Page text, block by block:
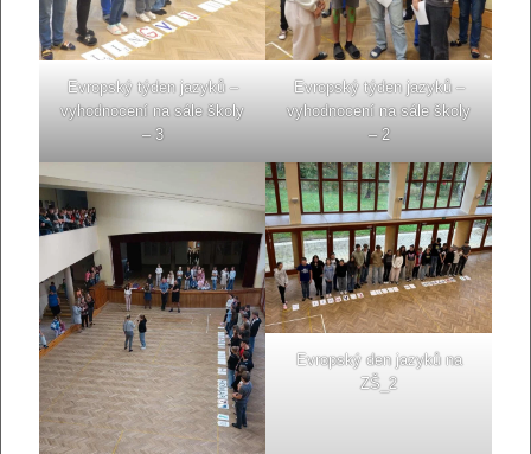
Evropský týden jazyků –
vyhodnocení na sále školy
– 3
Evropský týden jazyků –
vyhodnocení na sále školy
– 2
Evropský den jazyků na
ZŠ_2